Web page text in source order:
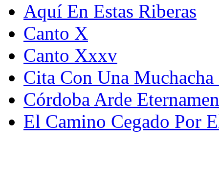
Aquí En Estas Riberas
Canto X
Canto Xxxv
Cita Con Una Muchacha
Córdoba Arde
El Camino Cegado Por